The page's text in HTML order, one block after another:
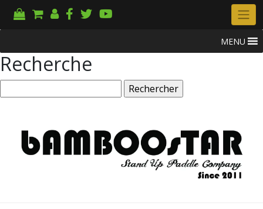
MENU
Recherche